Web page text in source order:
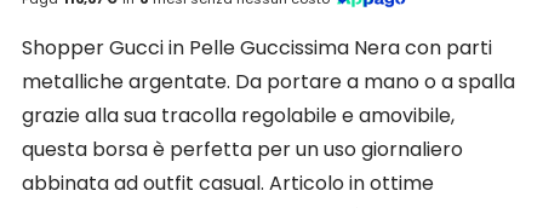
Shopper Gucci in Pelle Guccissima Nera con parti
metalliche argentate. Da portare a mano o a spalla
grazie alla sua tracolla regolabile e amovibile,
questa borsa è perfetta per un uso giornaliero
abbinata ad outfit casual. Articolo in ottime